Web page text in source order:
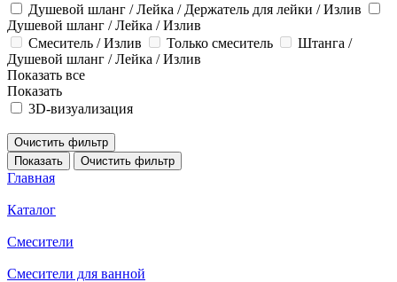
Душевой шланг / Лейка / Держатель для лейки / Излив
Душевой шланг / Лейка / Излив
Смеситель / Излив
Только смеситель
Штанга /
Душевой шланг / Лейка / Излив
Показать все
Показать
3D-визуализация
Очистить фильтр
Показать
Очистить фильтр
Главная
Каталог
Смесители
Смесители для ванной